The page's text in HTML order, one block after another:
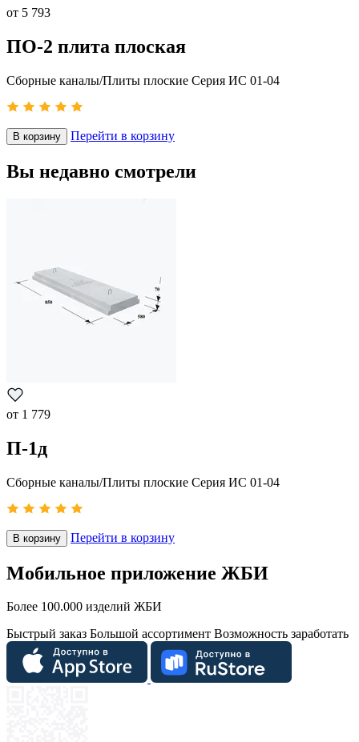
от 5 793
ПО-2 плита плоская
Сборные каналы/Плиты плоские Серия ИС 01-04
В корзину Перейти в корзину
Вы недавно смотрели
от 1 779
П-1д
Сборные каналы/Плиты плоские Серия ИС 01-04
В корзину Перейти в корзину
Мобильное приложение ЖБИ
Более 100.000 изделий ЖБИ
Быстрый заказ Большой ассортимент Возможность заработать